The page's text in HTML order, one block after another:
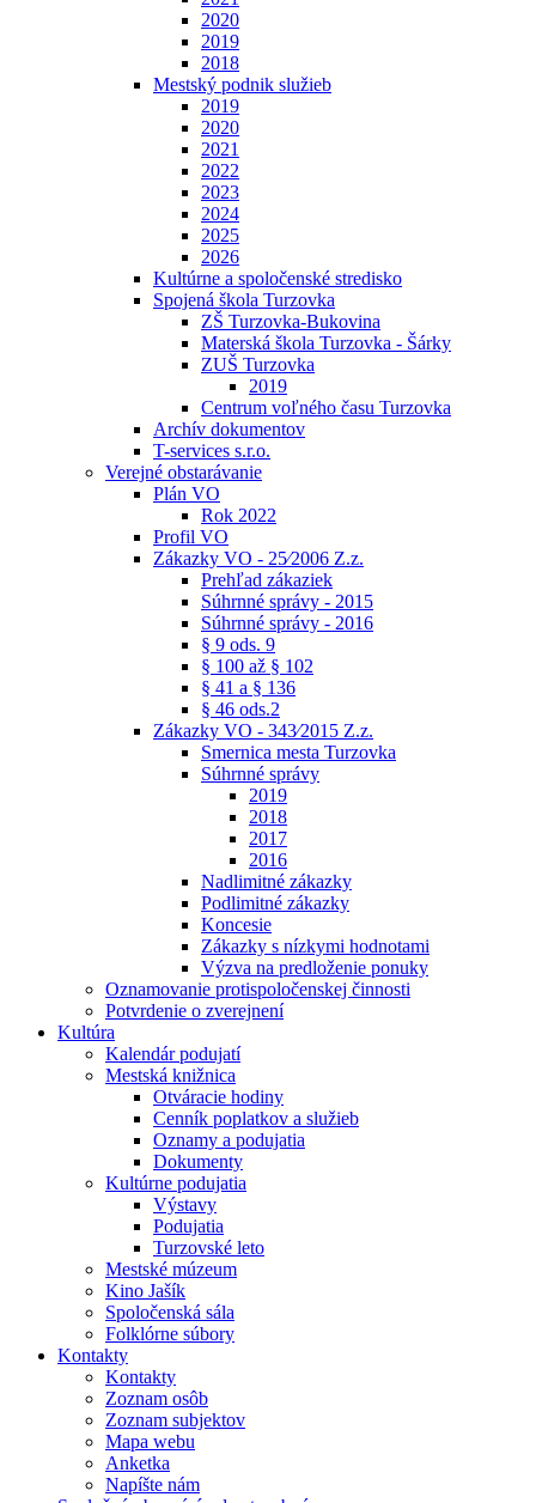
2020
2019
2018
Mestský podnik služieb
2019
2020
2021
2022
2023
2024
2025
2026
Kultúrne a spoločenské stredisko
Spojená škola Turzovka
ZŠ Turzovka-Bukovina
Materská škola Turzovka - Šárky
ZUŠ Turzovka
2019
Centrum voľného času Turzovka
Archív dokumentov
T-services s.r.o.
Verejné obstarávanie
Plán VO
Rok 2022
Profil VO
Zákazky VO - 25⁄2006 Z.z.
Prehľad zákaziek
Súhrnné správy - 2015
Súhrnné správy - 2016
§ 9 ods. 9
§ 100 až § 102
§ 41 a § 136
§ 46 ods.2
Zákazky VO - 343⁄2015 Z.z.
Smernica mesta Turzovka
Súhrnné správy
2019
2018
2017
2016
Nadlimitné zákazky
Podlimitné zákazky
Koncesie
Zákazky s nízkymi hodnotami
Výzva na predloženie ponuky
Oznamovanie protispoločenskej činnosti
Potvrdenie o zverejnení
Kultúra
Kalendár podujatí
Mestská knižnica
Otváracie hodiny
Cenník poplatkov a služieb
Oznamy a podujatia
Dokumenty
Kultúrne podujatia
Výstavy
Podujatia
Turzovské leto
Mestské múzeum
Kino Jašík
Spoločenská sála
Folklórne súbory
Kontakty
Kontakty
Zoznam osôb
Zoznam subjektov
Mapa webu
Anketka
Napíšte nám